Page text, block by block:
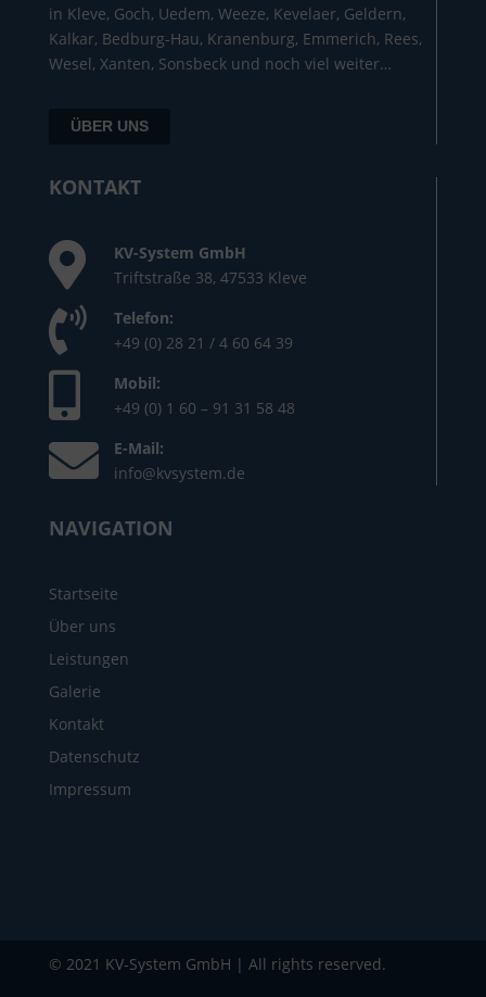
in Kleve, Goch, Uedem, Weeze, Kevelaer, Geldern,
Kalkar, Bedburg-Hau, Kranenburg, Emmerich, Rees,
Wesel, Xanten, Sonsbeck und noch viel weiter…
ÜBER UNS
KONTAKT
KV-System GmbH
Triftstraße 38, 47533 Kleve
Telefon:
+49 (0) 28 21 / 4 60 64 39
Mobil:
+49 (0) 1 60 – 91 31 58 48
E-Mail:
info@kvsystem.de
NAVIGATION
Startseite
Über uns
Leistungen
Galerie
Kontakt
Datenschutz
Impressum
© 2021 KV-System GmbH | All rights reserved.